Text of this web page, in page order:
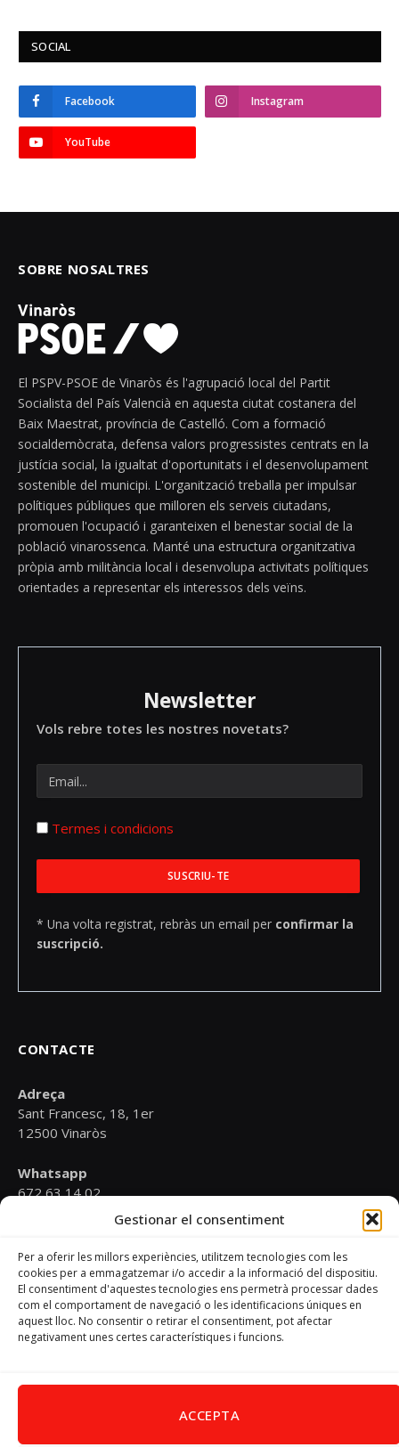
Gestionar el consentiment
Per a oferir les millors experiències, utilitzem tecnologies com les
cookies per a emmagatzemar i/o accedir a la informació del dispositiu.
El consentiment d'aquestes tecnologies ens permetrà processar dades
com el comportament de navegació o les identificacions úniques en
aquest lloc. No consentir o retirar el consentiment, pot afectar
negativament unes certes característiques i funcions.
ACCEPTA
SOCIAL
Facebook Instagram
YouTube
SOBRE NOSALTRES
El PSPV-PSOE de Vinaròs és l'agrupació local del Partit
Socialista del País Valencià en aquesta ciutat costanera del
Baix Maestrat, província de Castelló. Com a formació
socialdemòcrata, defensa valors progressistes centrats en la
justícia social, la igualtat d'oportunitats i el desenvolupament
sostenible del municipi. L'organització treballa per impulsar
polítiques públiques que milloren els serveis ciutadans,
promouen l'ocupació i garanteixen el benestar social de la
població vinarossenca. Manté una estructura organitzativa
pròpia amb militància local i desenvolupa activitats polítiques
orientades a representar els interessos dels veïns.
Newsletter
Vols rebre totes les nostres novetats?
Termes i condicions
* Una volta registrat, rebràs un email per confirmar la
suscripció.
CONTACTE
Adreça
Sant Francesc, 18, 1er
12500 Vinaròs
Whatsapp
672 63 14 02
psoevinaros@gmail.com
Horari
Dilluns de 19:00 a 20:30 h